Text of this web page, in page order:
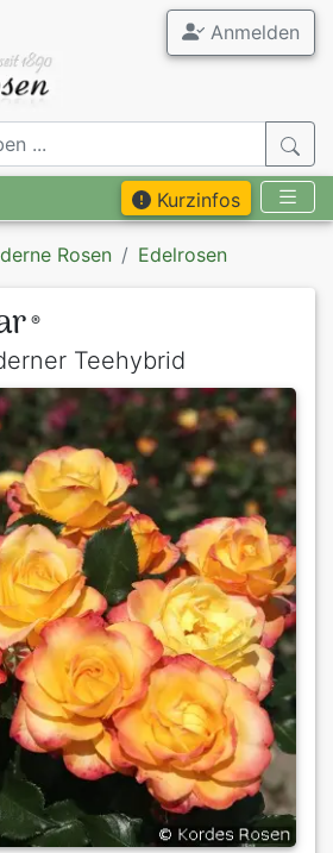
Anmelden
Kurzinfos
Rosen Edelrosen
®
Teehybrid